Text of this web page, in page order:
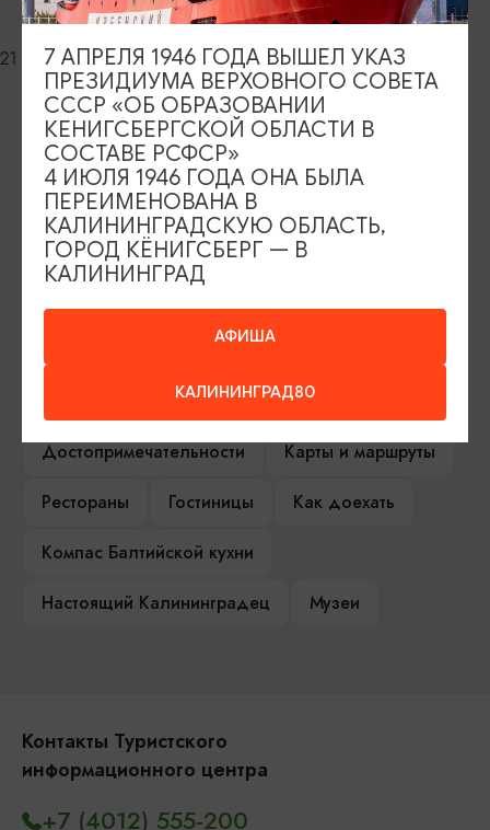
Вилла Вихерта
Озёрск, ул. Московская, 9
ИЩИТЕ ТАКЖЕ НА НАШЕМ САЙТЕ
Серебряное ожерелье
Электронная виза
Гиды и экскурсоводы
Достопримечательности
Карты и маршруты
Рестораны
Гостиницы
Как доехать
Компас Балтийской кухни
Настоящий Калининградец
Музеи
Контакты Туристского
информационного центра
+7 (4012) 555-200
АФИША
КАЛИНИНГРАД80
7 АПРЕЛЯ 1946 ГОДА ВЫШЕЛ УКАЗ
ПРЕЗИДИУМА ВЕРХОВНОГО СОВЕТА
СССР «ОБ ОБРАЗОВАНИИ
КЕНИГСБЕРГСКОЙ ОБЛАСТИ В
СОСТАВЕ РСФСР»
4 ИЮЛЯ 1946 ГОДА ОНА БЫЛА
ПЕРЕИМЕНОВАНА В
КАЛИНИНГРАДСКУЮ ОБЛАСТЬ,
ГОРОД КЁНИГСБЕРГ — В
КАЛИНИНГРАД